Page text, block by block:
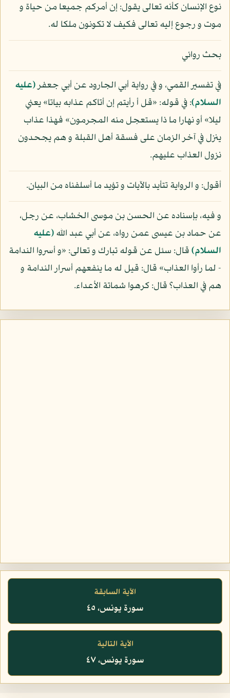
نوع الإنسان كأنه تعالى يقول: إن أمركم جميعا من حياة و
موت و رجوع إليه تعالى فكيف لا تكونون ملكا له.
بحث روائي
في تفسير القمي، و في رواية أبي الجارود عن أبي جعفر(عليه
السلام): في قوله: «قل أ رأيتم إن أتاكم عذابه بياتا» يعني
ليلا» أو نهارا ما ذا يستعجل منه المجرمون» فهذا عذاب
ينزل في آخر الزمان على فسقة أهل القبلة و هم يجحدون
نزول العذاب عليهم.
أقول: و الرواية تتأيد بالآيات و تؤيد ما أسلفناه من البيان.
و فيه، بإسناده عن الحسن بن موسى الخشاب، عن رجل،
عن حماد بن عيسى عمن رواه، عن أبي عبد الله(عليه
السلام)قال: سئل عن قوله تبارك و تعالى: «و أسروا الندامة
- لما رأوا العذاب» قال: قيل له ما ينفعهم أسرار الندامة و
هم في العذاب؟ قال: كرهوا شماتة الأعداء.
الآية السابقة
سورة يونس، ٤٥
الآية التالية
سورة يونس، ٤٧